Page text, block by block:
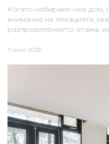
една сграда
Когато избираме нов дом,
внимание на локацията,
разпределението, етажа,
11 юни 2026